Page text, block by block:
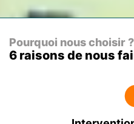
Pourquoi nous choisir ?
6 raisons de nous